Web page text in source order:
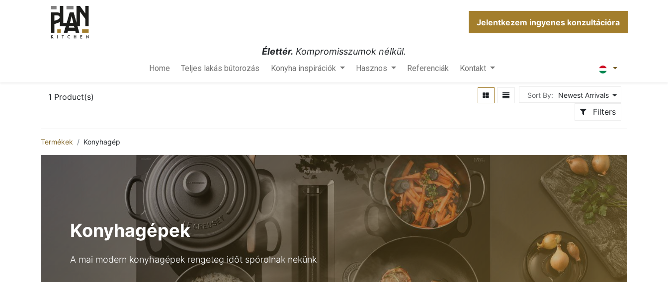
Jelentkezem ingyenes konzultációra
Élettér. Kompromisszumok nélkül.
Home Teljes lakás bútorozás Konyha inspirációk Hasznos Referenciák Kontakt
1 Product(s) Sort By: Newest Arrivals
Filters
Termékek Konyhagép
Konyhagépek
A mai modern konyhagépek rengeteg időt spórolnak nekünk